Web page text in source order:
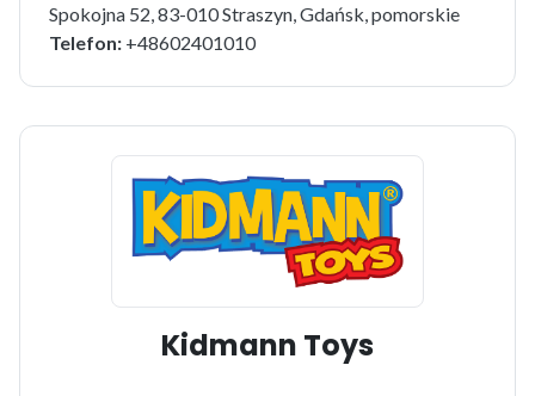
Spokojna 52, 83-010 Straszyn, Gdańsk, pomorskie
Telefon: +48602401010
Kidmann Toys